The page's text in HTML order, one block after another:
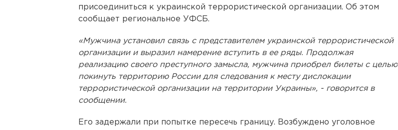
присоединиться к украинской террористической организации. Об этом
сообщает региональное УФСБ.
«Мужчина установил связь с представителем украинской террористической
организации и выразил намерение вступить в ее ряды. Продолжая
реализацию своего преступного замысла, мужчина приобрел билеты с целью
покинуть территорию России для следования к месту дислокации
террористической организации на территории Украины», - говорится в
сообщении.
Его задержали при попытке пересечь границу. Возбуждено уголовное